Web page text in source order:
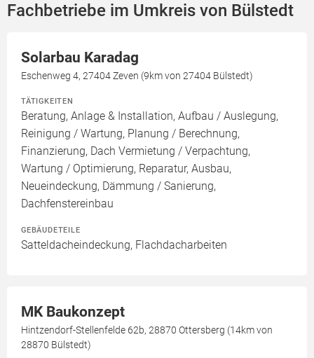
Fachbetriebe im Umkreis von Bülstedt
Solarbau Karadag
Eschenweg 4, 27404 Zeven (9km von 27404 Bülstedt)
TÄTIGKEITEN
Beratung, Anlage & Installation, Aufbau / Auslegung,
Reinigung / Wartung, Planung / Berechnung,
Finanzierung, Dach Vermietung / Verpachtung,
Wartung / Optimierung, Reparatur, Ausbau,
Neueindeckung, Dämmung / Sanierung,
Dachfenstereinbau
GEBÄUDETEILE
Satteldacheindeckung, Flachdacharbeiten
MK Baukonzept
Hintzendorf-Stellenfelde 62b, 28870 Ottersberg (14km von
28870 Bülstedt)